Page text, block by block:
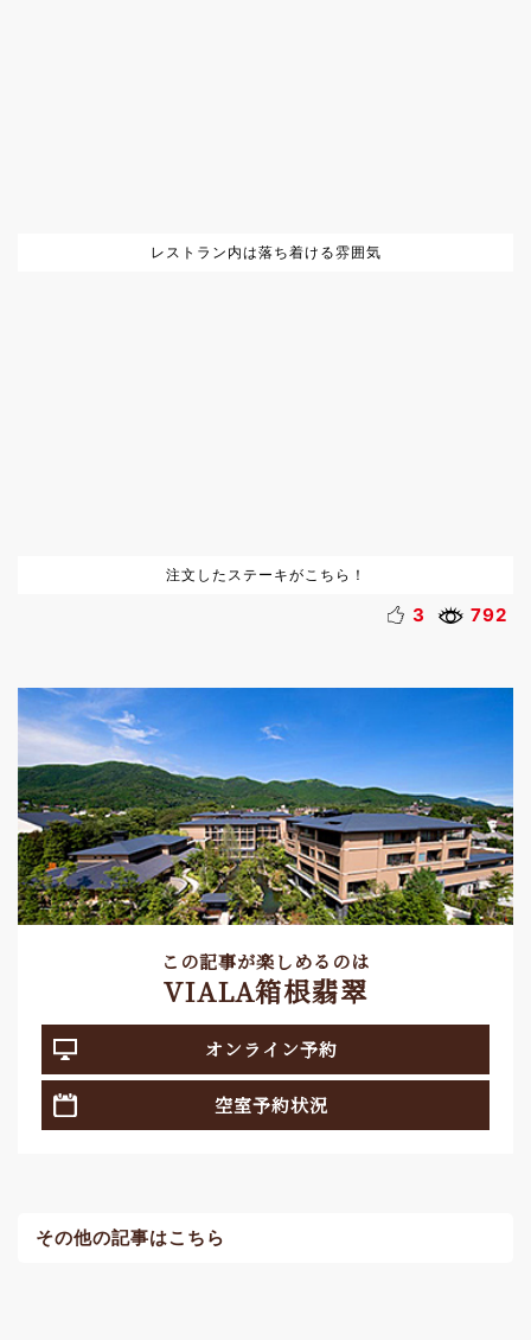
レストラン内は落ち着ける雰囲気
注文したステーキがこちら！
3 792
この記事が楽しめるのは
VIALA箱根翡翠
オンライン予約
空室予約状況
その他の記事はこちら